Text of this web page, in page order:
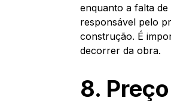
enquanto a falta
responsável pelo
construção. É
decorrer da obra.
8.